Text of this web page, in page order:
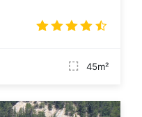
45m²